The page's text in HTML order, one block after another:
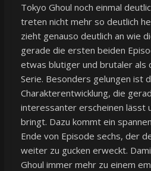
Tokyo Ghoul noch einmal
treten nicht mehr so deutlich
zieht genauso deutlich an wie
gerade die ersten beiden
etwas blutiger und brutaler als
Serie. Besonders gelungen ist
Charakterentwicklung, die
interessanter erscheinen lässt
bringt. Dazu kommt ein
Ende von Episode sechs, der
weiter zu gucken erweckt.
Ghoul immer mehr zu einem